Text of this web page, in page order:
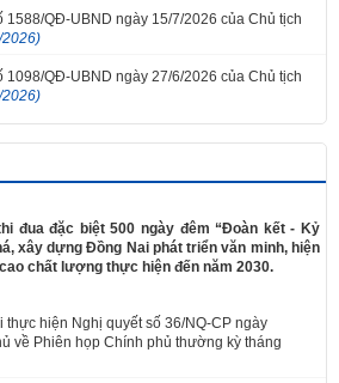
1588/QĐ-UBND ngày 15/7/2026 của Chủ tịch
1098/QĐ-UBND ngày 27/6/2026 của Chủ tịch
đua đặc biệt 500 ngày đêm “Đoàn kết - Kỷ
xây dựng Đồng Nai phát triển văn minh, hiện
chất lượng thực hiện đến năm 2030.
hiện Nghị quyết số 36/NQ-CP ngày
về Phiên họp Chính phủ thường kỳ tháng